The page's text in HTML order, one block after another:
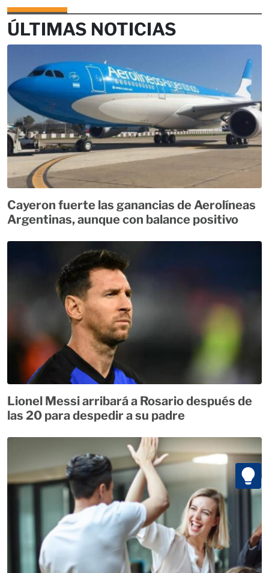
ÚLTIMAS NOTICIAS
Cayeron fuerte las ganancias de Aerolíneas
Argentinas, aunque con balance positivo
Lionel Messi arribará a Rosario después de
las 20 para despedir a su padre